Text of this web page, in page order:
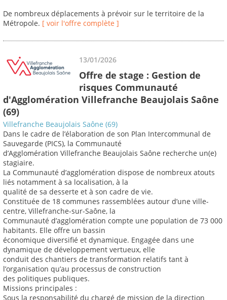
De nombreux déplacements à prévoir sur le territoire de la
Métropole. [ voir l'offre complète ]
13/01/2026
Offre de stage : Gestion de
risques Communauté
d'Agglomération Villefranche Beaujolais Saône
(69)
Villefranche Beaujolais Saône (69)
Dans le cadre de l’élaboration de son Plan Intercommunal de
Sauvegarde (PICS), la Communauté
d’Agglomération Villefranche Beaujolais Saône recherche un(e)
stagiaire.
La Communauté d’agglomération dispose de nombreux atouts
liés notamment à sa localisation, à la
qualité de sa desserte et à son cadre de vie.
Constituée de 18 communes rassemblées autour d’une ville-
centre, Villefranche-sur-Saône, la
Communauté d’agglomération compte une population de 73 000
habitants. Elle offre un bassin
économique diversifié et dynamique. Engagée dans une
dynamique de développement vertueux, elle
conduit des chantiers de transformation relatifs tant à
l’organisation qu’au processus de construction
des politiques publiques.
Missions principales :
Sous la responsabilité du chargé de mission de la direction